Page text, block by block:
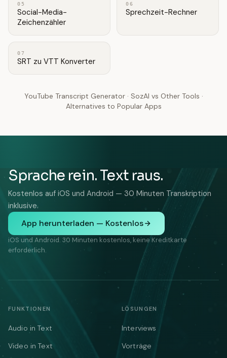
05
Social-Media-
Zeichenzähler
06
Sprechzeit-Rechner
07
SRT zu VTT Konverter
YouTube Transcript Generator· SozAI vs Other Tools ·
Alternatives to Popular Apps
Sprache rein. Text raus.
Kostenlos auf iOS und Android — 30 Minuten Transkription
inklusive.
App herunterladen — Kostenlos
iOS und Android. 30 Minuten kostenlos, keine Kreditkarte
erforderlich.
FUNKTIONEN
Audio in Text
Video in Text
LÖSUNGEN
Interviews
Vorträge